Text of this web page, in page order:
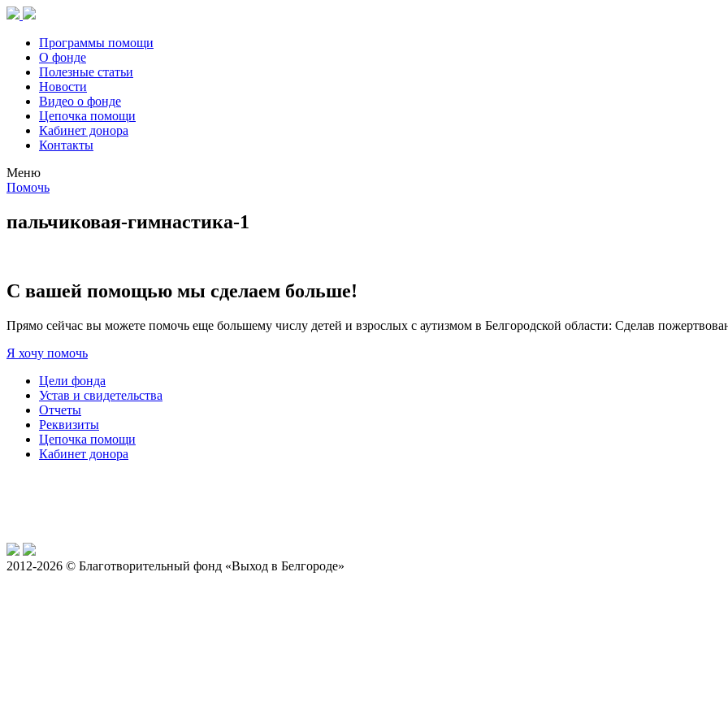
Программы помощи
О фонде
Полезные статьи
Новости
Видео о фонде
Цепочка помощи
Кабинет донора
Контакты
Меню
Помочь
пальчиковая-гимнастика-1
С вашей помощью мы сделаем больше!
Прямо сейчас вы можете помочь еще большему числу детей и взрослых с аутизмом в Белгородской области: Сделав
Я хочу помочь
Цели фонда
Устав и свидетельства
Отчеты
Реквизиты
Цепочка помощи
Кабинет донора
2012-2026 © Благотворительный фонд «Выход в Белгороде»